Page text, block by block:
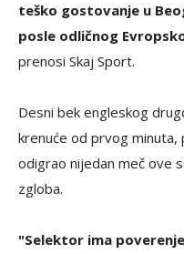
teško gostovanje u
posle odličnog
prenosi Skaj Sport.
Desni bek engleskog
krenuće od prvog minuta,
odigrao nijedan meč ove
zgloba.
"Selektor ima